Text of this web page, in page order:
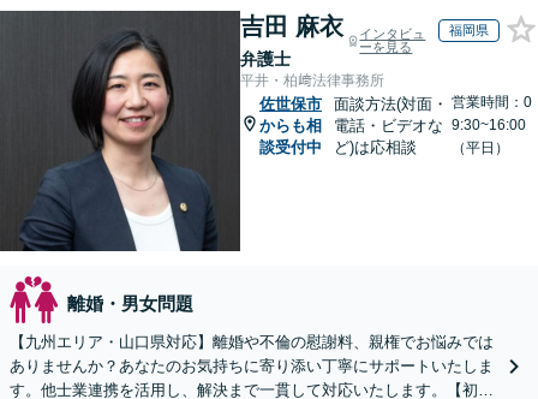
吉田 麻衣
弁護士
インタビュ
ーを見る
福岡県
平井・柏﨑法律事務所
佐世保市
からも相
談受付中
面談方法(対面・
電話・ビデオな
ど)は応相談
営業時間：0
9:30~16:00
（平日）
離婚・男女問題
【九州エリア・山口県対応】離婚や不倫の慰謝料、親権でお悩みでは
ありませんか？あなたのお気持ちに寄り添い丁寧にサポートいたしま
す。他士業連携を活用し、解決まで一貫して対応いたします。【初回